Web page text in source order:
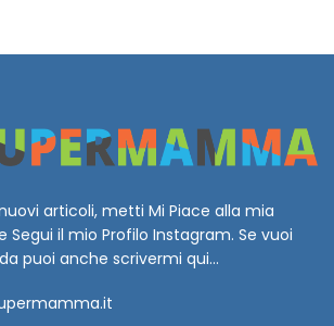
articoli, metti Mi Piace alla mia
Segui il mio Profilo Instagram. Se vuoi
puoi anche scrivermi qui...